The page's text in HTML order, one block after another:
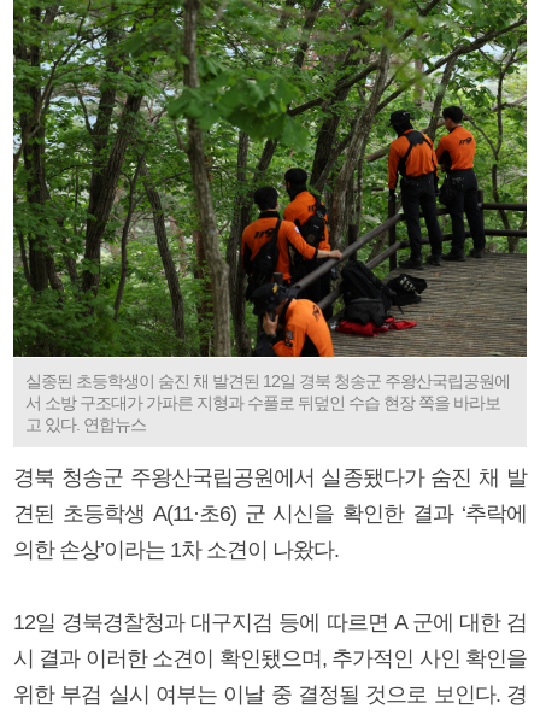
실종된 초등학생이 숨진 채 발견된 12일 경북 청송군 주왕산국립공원에
서 소방 구조대가 가파른 지형과 수풀로 뒤덮인 수습 현장 쪽을 바라보
고 있다. 연합뉴스
경북 청송군 주왕산국립공원에서 실종됐다가 숨진 채 발
견된 초등학생 A(11·초6) 군 시신을 확인한 결과 ‘추락에
의한 손상’이라는 1차 소견이 나왔다.
12일 경북경찰청과 대구지검 등에 따르면 A 군에 대한 검
시 결과 이러한 소견이 확인됐으며, 추가적인 사인 확인을
위한 부검 실시 여부는 이날 중 결정될 것으로 보인다. 경